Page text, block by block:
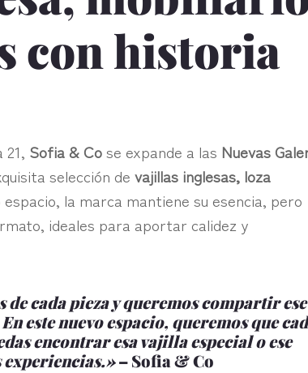
con historia
Sofia & Cose expande a las Nuevas
selección devajillas inglesas, loza
espacio, la marca mantiene su esencia, pero
ideales para aportar calidez y
cada pieza y queremos compartir ese
este nuevo espacio, queremos que
encontrar esa vajilla especial o ese
experiencias.»– Sofia & Co